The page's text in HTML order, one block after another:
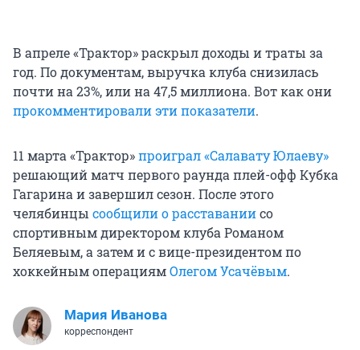
В апреле «Трактор» раскрыл доходы и траты за
год. По документам, выручка клуба снизилась
почти на 23%, или на 47,5 миллиона. Вот как они
прокомментировали эти показатели.
11 марта «Трактор»проиграл «Салавату Юлаеву»
решающий матч первого раунда плей-офф Кубка
Гагарина и завершил сезон. После этого
челябинцы сообщили о расставаниисо
спортивным директором клуба Романом
Беляевым, а затем и с вице-президентом по
хоккейным операциямОлегом Усачёвым.
Мария Иванова
корреспондент